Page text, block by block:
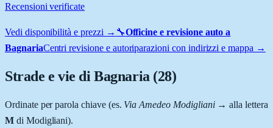
Recensioni verificate
Vedi disponibilità e prezzi → 🔧Officine e revisione auto a
BagnariaCentri revisione e autoriparazioni con indirizzi e mappa →
Strade e vie diBagnaria (28)
Ordinate per parola chiave (es. Via Amedeo Modigliani→ alla lettera
Mdi Modigliani).